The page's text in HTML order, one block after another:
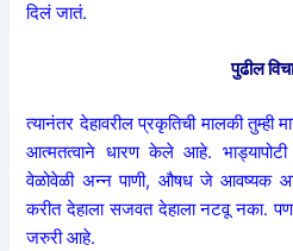
दिलं जातं.
पुढील
त्यानंतर देहावरील प्रकृतिची मालकी
आत्मतत्वाने धारण केले आहे.
वेळोवेळी अन्न पाणी, औषध जे आवष्यक
करीत देहाला सजवत देहाला नटवू नका.
जरुरी आहे.